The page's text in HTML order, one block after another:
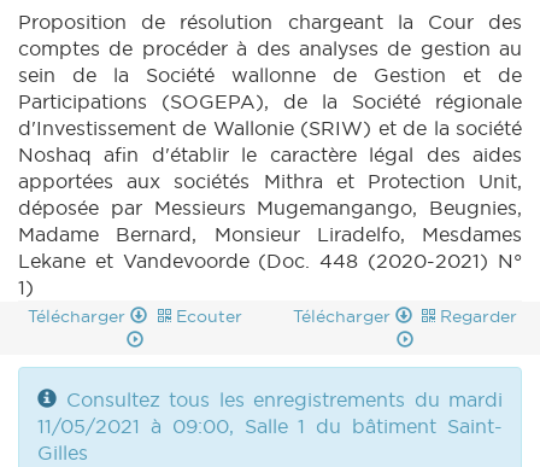
Proposition de résolution chargeant la Cour des
comptes de procéder à des analyses de gestion au
sein de la Société wallonne de Gestion et de
Participations (SOGEPA), de la Société régionale
d'Investissement de Wallonie (SRIW) et de la société
Noshaq afin d'établir le caractère légal des aides
apportées aux sociétés Mithra et Protection Unit,
déposée par Messieurs Mugemangango, Beugnies,
Madame Bernard, Monsieur Liradelfo, Mesdames
Lekane et Vandevoorde (Doc. 448 (2020-2021) N°
1)
Télécharger Ecouter Télécharger Regarder
Consultez tous les enregistrements du mardi
11/05/2021 à 09:00, Salle 1 du bâtiment Saint-
Gilles